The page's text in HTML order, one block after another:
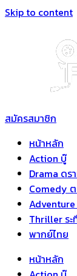
Skip to content
สมัครสมาชิก
หน้าหลัก
Action บู๊
Drama ดร
Comedy
Thriller ร
พากย์ไทย
หน้าหลัก